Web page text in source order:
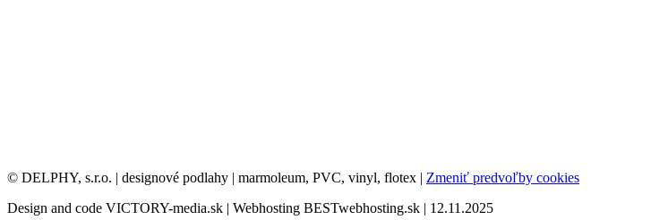
© DELPHY, s.r.o. | designové podlahy | marmoleum, PVC, vinyl, flotex | Zmeniť predvoľby cookies
Design and code VICTORY-media.sk | Webhosting BESTwebhosting.sk | 12.11.2025